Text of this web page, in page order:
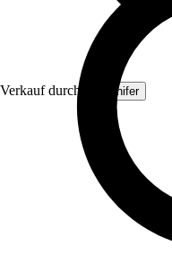
Verkauf durch: Organifer